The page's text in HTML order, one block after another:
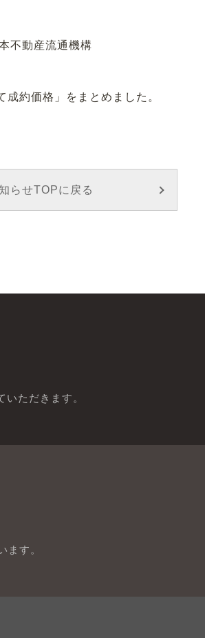
不動産流通機構
約価格」をまとめました。
らせTOPに戻る
ただきます。
ます。